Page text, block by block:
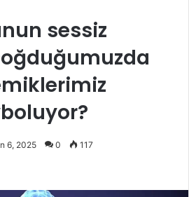
sessiz
6, 2025 0 117